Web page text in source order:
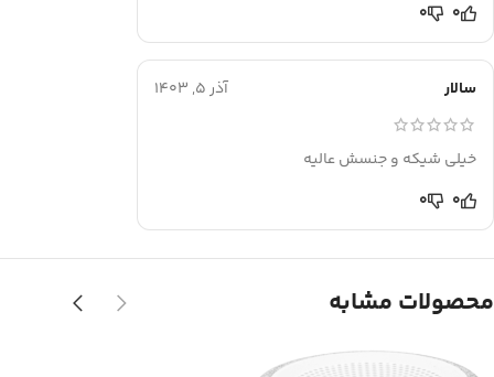
0
0
سالار آذر 5, 1403
خیلی شیکه و جنسش عالیه
0
0
محصولات مشابه